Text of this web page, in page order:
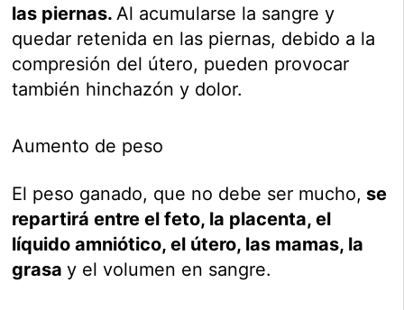
las piernas.Al acumularse la sangre y
quedar retenida en las piernas, debido a la
compresión del útero, pueden provocar
también hinchazón y dolor.
Aumento de peso
El peso ganado, que no debe ser mucho, se
repartirá entre el feto, la placenta, el
líquido amniótico, el útero, las mamas, la
grasay el volumen en sangre.